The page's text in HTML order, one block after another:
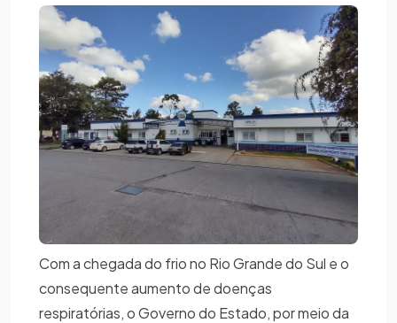
Com a chegada do frio no Rio Grande do Sul e o
consequente aumento de doenças
respiratórias, o Governo do Estado, por meio da